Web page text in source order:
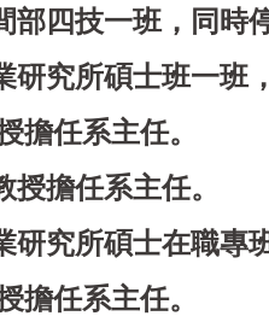
部四技一班，同時
研究所碩士班一班，
系主任。
授擔任系主任。
研究所碩士在職專
系主任。